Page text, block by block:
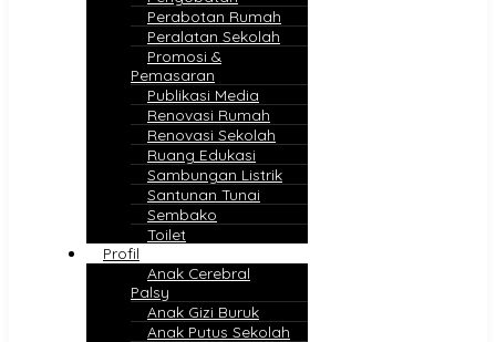
Perabotan Rumah
Peralatan Sekolah
Promosi &
Pemasaran
Publikasi Media
Renovasi Rumah
Renovasi Sekolah
Ruang Edukasi
Sambungan Listrik
Santunan Tunai
Sembako
Toilet
Profil
Anak Cerebral
Palsy
Anak Gizi Buruk
Anak Putus Sekolah